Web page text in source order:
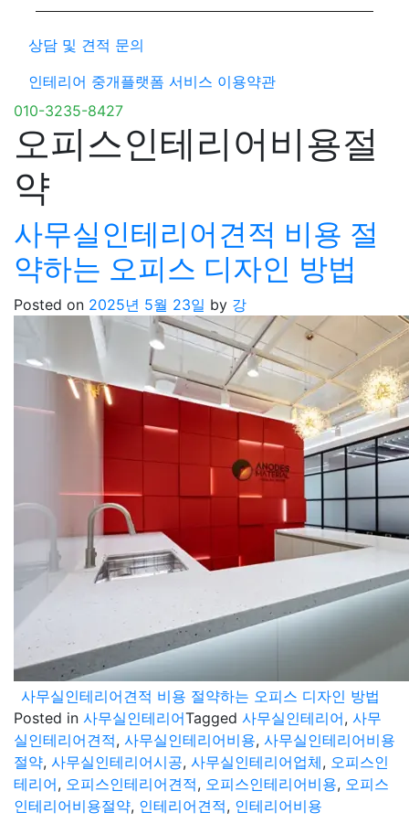
상담 및 견적 문의
인테리어 중개플랫폼 서비스 이용약관
010-3235-8427
오피스인테리어비용절
약
사무실인테리어견적 비용 절
약하는 오피스 디자인 방법
Posted on 2025년 5월 23일 by 강
사무실인테리어견적 비용 절약하는 오피스 디자인 방법
Posted in 사무실인테리어Tagged 사무실인테리어, 사무
실인테리어견적, 사무실인테리어비용, 사무실인테리어비용
절약, 사무실인테리어시공, 사무실인테리어업체, 오피스인
테리어, 오피스인테리어견적, 오피스인테리어비용, 오피스
인테리어비용절약, 인테리어견적, 인테리어비용